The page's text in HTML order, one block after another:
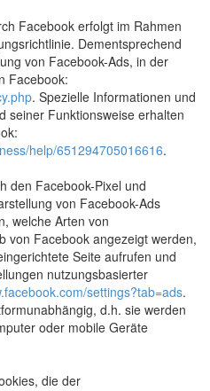
Facebook erfolgt im Rahmen
Dementsprechend
von Facebook-Ads, in der
Facebook:
. Spezielle Informationen und
seiner Funktionsweise erhalten
help/651294705016616.
den Facebook-Pixel und
von Facebook-Ads
welche Arten von
von Facebook angezeigt werden,
Seite aufrufen und
nutzungsbasierter
settings?tab=ads.
d.h. sie werden
oder mobile Geräte
die der